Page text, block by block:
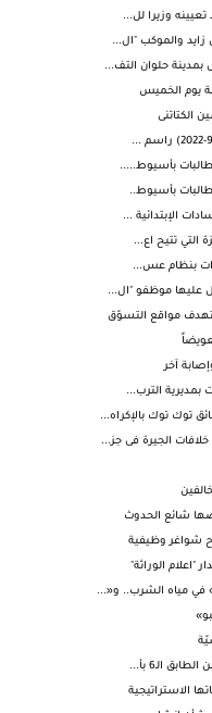
وزيرا لل...
والموكب "ال...
حلوان التف...
يوم الخميس
الكتاتنى
بأسيوط.....
بأسيوط..
الإبتدائية ...
التي تتيح اع...
بنظام عس...
مواقع التسوّق
آخر
بمديرية الترب...
شواغر وظيفية
الوراثة"
مياه الشرب.. و«...
الـ6 بأ...
الاستراتيجية